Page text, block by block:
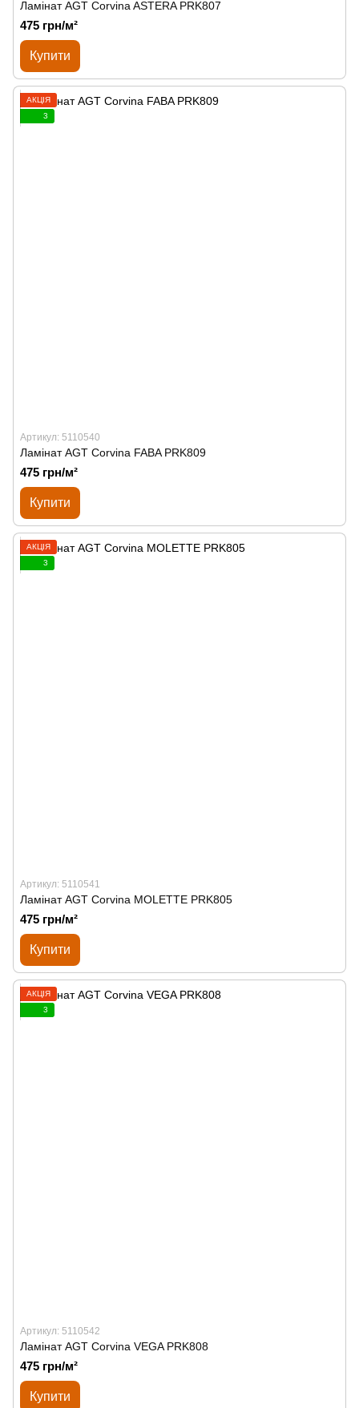
Ламінат AGT Corvina ASTERA PRK807
475 грн/м²
Купити
АКЦІЯ
3
Артикул: 5110540
Ламінат AGT Corvina FABA PRK809
475 грн/м²
Купити
АКЦІЯ
3
Артикул: 5110541
Ламінат AGT Corvina MOLETTE PRK805
475 грн/м²
Купити
АКЦІЯ
3
Артикул: 5110542
Ламінат AGT Corvina VEGA PRK808
475 грн/м²
Купити